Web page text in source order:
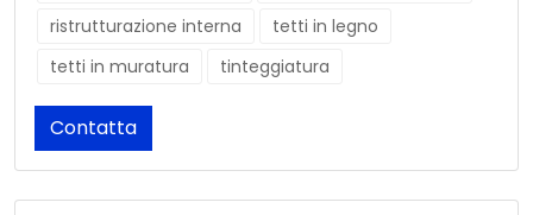
ristrutturazione interna
tetti in legno
tetti in muratura
tinteggiatura
Contatta